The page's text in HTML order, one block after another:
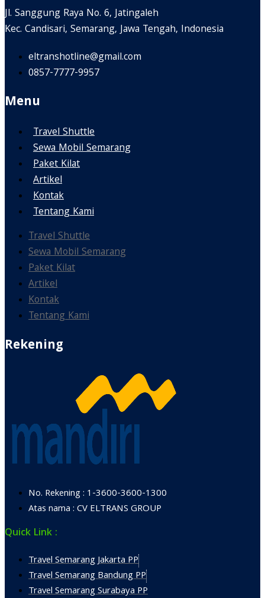
Jl. Sanggung Raya No. 6, Jatingaleh
Kec. Candisari, Semarang, Jawa Tengah, Indonesia
eltranshotline@gmail.com
0857-7777-9957
Menu
Travel Shuttle
Sewa Mobil Semarang
Paket Kilat
Artikel
Kontak
Tentang Kami
Travel Shuttle
Sewa Mobil Semarang
Paket Kilat
Artikel
Kontak
Tentang Kami
Rekening
No. Rekening : 1-3600-3600-1300
Atas nama : CV ELTRANS GROUP
Quick Link :
Travel Semarang Jakarta PP
Travel Semarang Bandung PP
Travel Semarang Surabaya PP